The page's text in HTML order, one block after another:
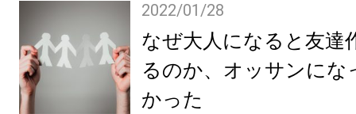
2022/01/28
なぜ大人になると友達
るのか、オッサンにな
かった